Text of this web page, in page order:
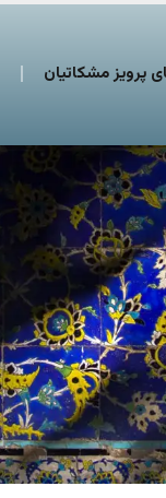
پرویز مشکاتیان